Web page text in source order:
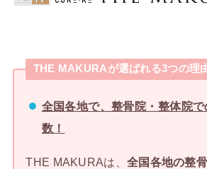
THE MAKURAが選ばれる3つの理
全国各地で、整骨院・整体院
数！
THE MAKURAは、 全国各地の整